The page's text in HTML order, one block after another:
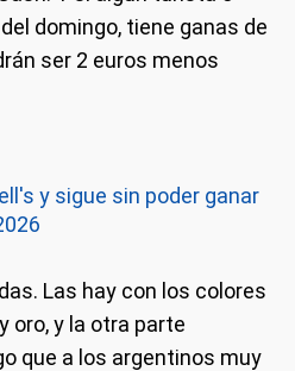
domingo, tiene ganas de
ser 2 euros menos
y sigue sin poder ganar
Las hay con los colores
oro, y la otra parte
que a los argentinos muy